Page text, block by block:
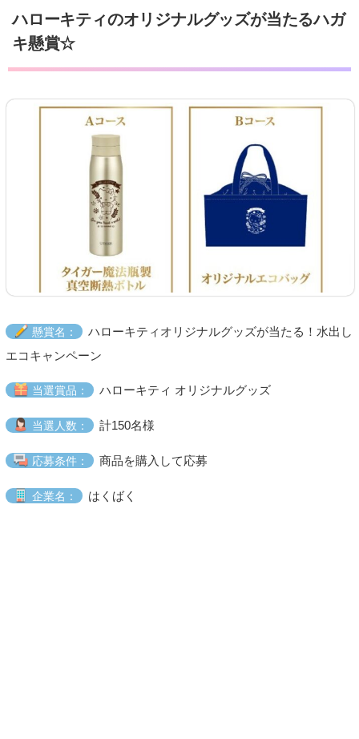
ハローキティのオリジナルグッズが当たるハガ
キ懸賞☆
懸賞名：
ハローキティオリジナルグッズが当たる！水出し
エコキャンペーン
当選賞品： ハローキティ オリジナルグッズ
当選人数： 計150名様
応募条件： 商品を購入して応募
企業名： はくばく